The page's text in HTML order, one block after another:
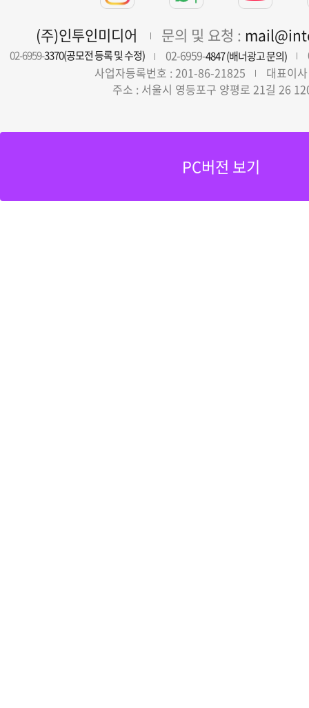
(주)인투인미디어 문의 및 요청 :
02-6959-3370(공모전 등록 및 수정) 02-6959-4847 (배너광고 문의)
사업자등록번호 : 201-86-21825
대표이
주소 : 서울시 영등포구 양평로 21길 26
PC버전 보기